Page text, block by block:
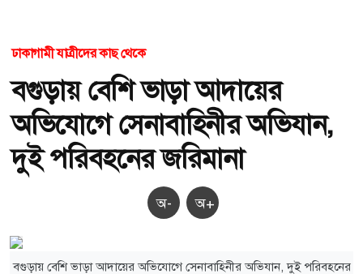
ঢাকাগামী যাত্রীদের কাছ থেকে
বগুড়ায় বেশি ভাড়া আদায়ের
অভিযোগে সেনাবাহিনীর অভিযান,
দুই পরিবহনের জরিমানা
অ- অ+
বগুড়ায় বেশি ভাড়া আদায়ের অভিযোগে সেনাবাহিনীর অভিযান, দুই পরিবহনের